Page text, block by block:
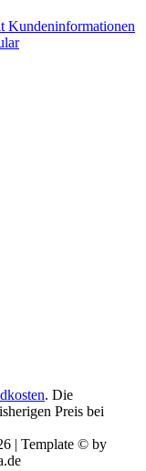
Kundeninformationen
. Die
Preis bei
| Template © by